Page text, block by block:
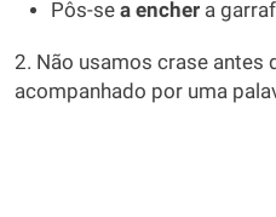
Pôs-se a encher a
2. Não usamos crase antes
acompanhado por uma